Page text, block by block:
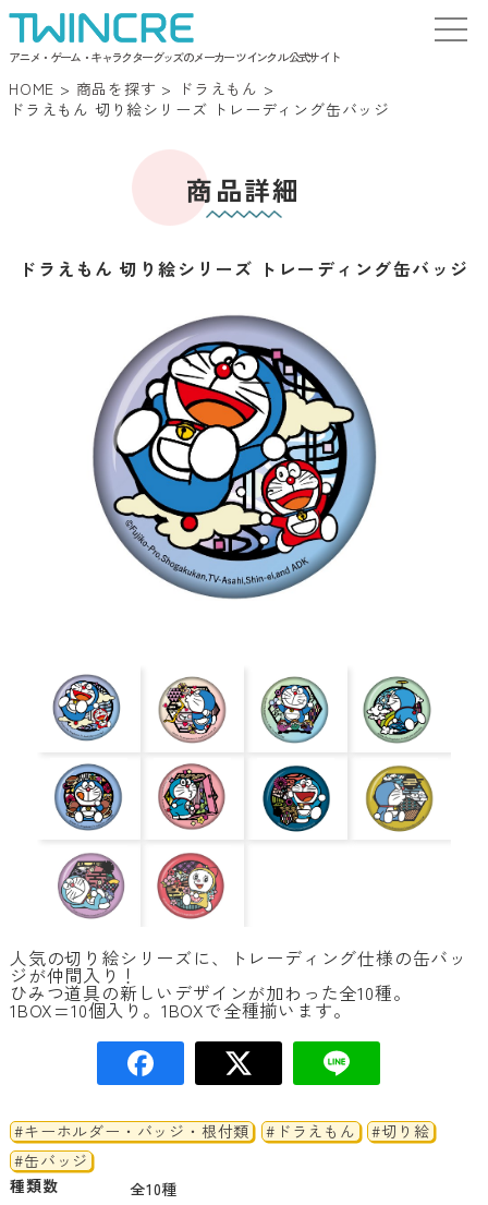
アニメ・ゲーム・キャラクターグッズのメーカー ツインクル 公式サイト
HOME > 商品を探す > ドラえもん >
ドラえもん 切り絵シリーズ トレーディング缶バッジ
商品詳細
ドラえもん 切り絵シリーズ トレーディング缶バッジ
人気の切り絵シリーズに、トレーディング仕様の缶バッ
ジが仲間入り！
ひみつ道具の新しいデザインが加わった全10種。
1BOX=10個入り。1BOXで全種揃います。
#キーホルダー・バッジ・根付類 #ドラえもん
#切り絵
#缶バッジ
種類数
全10種